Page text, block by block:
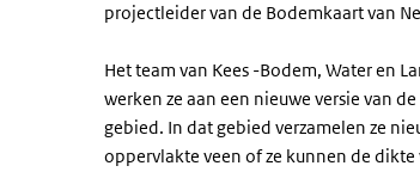
projectleider van de Bodemkaart van
Het team van Kees -Bodem, Water en
werken ze aan een nieuwe versie van
gebied. In dat gebied verzamelen ze
oppervlakte veen of ze kunnen de